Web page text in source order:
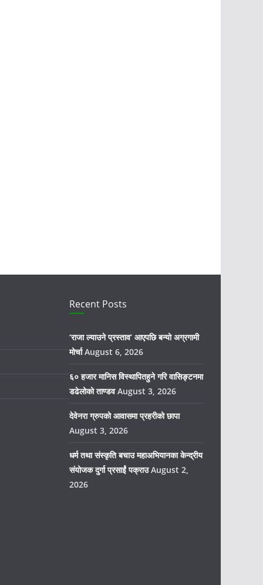
Recent Posts
‘राजा ल्याउने प्रस्ताव’ आएपछि बन्यो अग्रगामी
मोर्चा August 6, 2026
६० हजार मानिस विस्थापितहुने गरि वासिङ्टनमा
डढेलोको ताण्डव August 3, 2026
देवेनरा ग्रुपको आवासमा प्रहरीको छापा
August 3, 2026
धर्म तथा संस्कृति बचाउ महाअभियानका केन्द्रीय
संयोजक दुर्गा प्रसाईं पक्राउ August 2,
2026